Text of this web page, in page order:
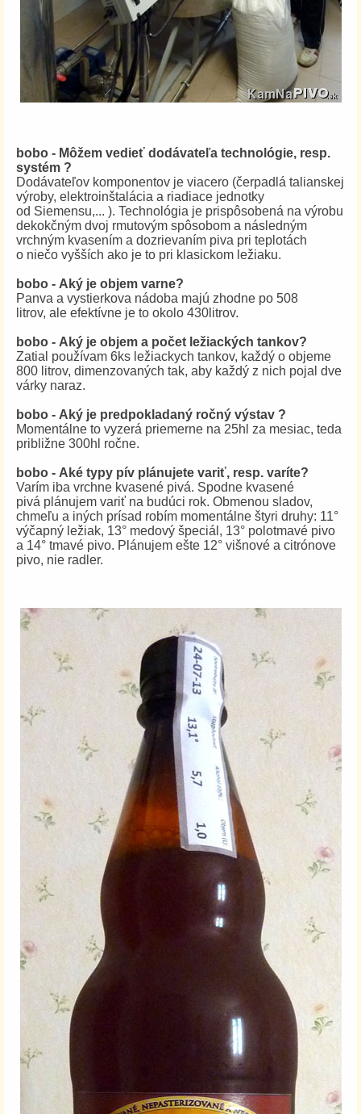
bobo - Môžem vedieť dodávateľa technológie, resp.
systém ?
Dodávateľov komponentov je viacero (čerpadlá talianskej
výroby, elektroinštalácia a riadiace jednotky
od Siemensu,... ). Technológia je prispôsobená na výrobu
dekokčným dvoj rmutovým spôsobom a následným
vrchným kvasením a dozrievaním piva pri teplotách
o niečo vyšších ako je to pri klasickom ležiaku.
bobo - Aký je objem varne?
Panva a vystierkova nádoba majú zhodne po 508
litrov, ale efektívne je to okolo 430litrov.
bobo - Aký je objem a počet ležiackých tankov?
Zatial používam 6ks ležiackych tankov, každý o objeme
800 litrov, dimenzovaných tak, aby každý z nich pojal dve
várky naraz.
bobo - Aký je predpokladaný ročný výstav ?
Momentálne to vyzerá priemerne na 25hl za mesiac, teda
približne 300hl ročne.
bobo - Aké typy pív plánujete variť, resp. varíte?
Varím iba vrchne kvasené pivá. Spodne kvasené
pivá plánujem variť na budúci rok. Obmenou sladov,
chmeľu a iných prísad robím momentálne štyri druhy: 11°
výčapný ležiak, 13° medový špeciál, 13° polotmavé pivo
a 14° tmavé pivo. Plánujem ešte 12° višnové a citrónove
pivo, nie radler.